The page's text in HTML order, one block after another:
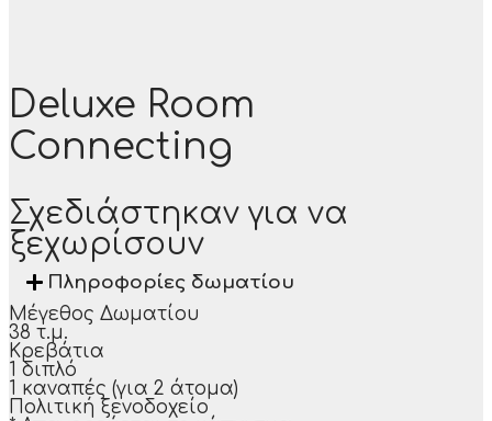
Deluxe Room
Connecting
Σχεδιάστηκαν για να
ξεχωρίσουν
Πληροφορίες δωματίου
Μέγεθος Δωματίου
38 τ.μ.
Κρεβάτια
1 διπλό
1 καναπές (για 2 άτομα)
Πολιτική ξενοδοχείο